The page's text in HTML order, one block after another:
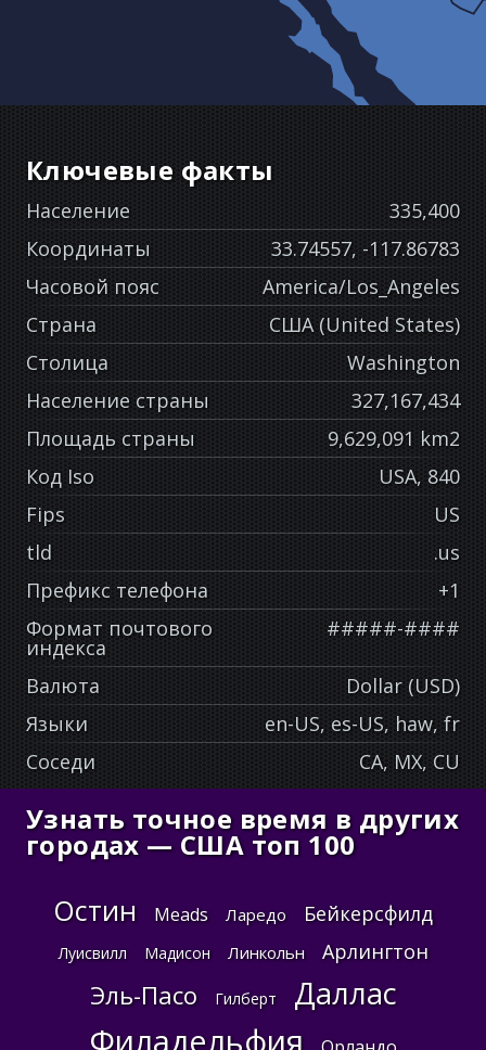
Ключевые факты
Население
335,400
Координаты
33.74557, -117.86783
Часовой пояс
America/Los_Angeles
Страна
США (United States)
Столица
Washington
Население страны
327,167,434
Площадь страны
9,629,091 km2
Код Iso
USA, 840
Fips
US
tld
.us
Префикс телефона
+1
Формат почтового
индекса
#####-####
Валюта
Dollar (USD)
Языки
en-US, es-US, haw, fr
Соседи
CA, MX, CU
Узнать точное время в других
городах — США топ 100
Остин Meads Ларедо Бейкерсфилд
Луисвилл Мадисон Линкольн Арлингтон
Эль-Пасо Гилберт Даллас
Филадельфия